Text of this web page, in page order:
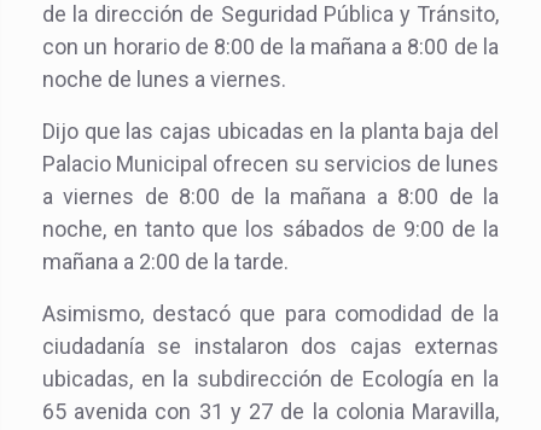
de la dirección de Seguridad Pública y Tránsito,
con un horario de 8:00 de la mañana a 8:00 de la
noche de lunes a viernes.
Dijo que las cajas ubicadas en la planta baja del
Palacio Municipal ofrecen su servicios de lunes
a viernes de 8:00 de la mañana a 8:00 de la
noche, en tanto que los sábados de 9:00 de la
mañana a 2:00 de la tarde.
Asimismo, destacó que para comodidad de la
ciudadanía se instalaron dos cajas externas
ubicadas, en la subdirección de Ecología en la
65 avenida con 31 y 27 de la colonia Maravilla,